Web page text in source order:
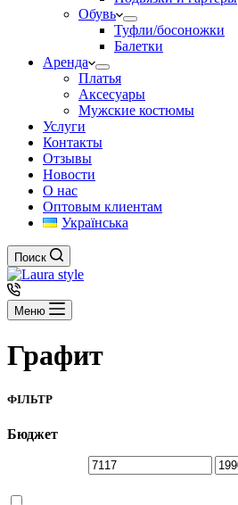
Обувь
Туфли/босоножки
Балетки
Аренда
Платья
Аксесуары
Мужские костюмы
Услуги
Контакты
Отзывы
Новости
О нас
Оптовым клиентам
Українська
Поиск
Меню
Графит
ФІЛЬТР
Бюджет